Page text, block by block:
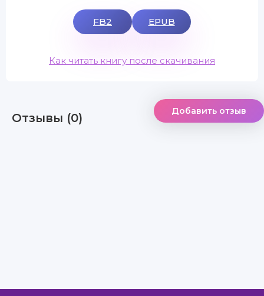
FB2 EPUB
Как читать книгу после скачивания
Отзывы (0) Добавить отзыв